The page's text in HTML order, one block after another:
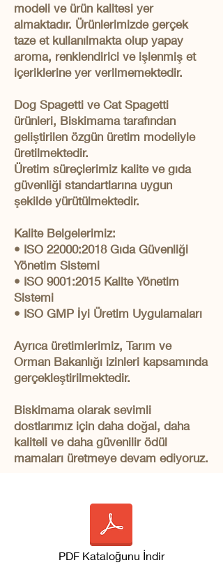
modeli ve ürün kalitesi yer
almaktadır. Ürünlerimizde gerçek
taze et kullanılmakta olup yapay
aroma, renklendirici ve işlenmiş et
içeriklerine yer verilmemektedir.
Dog Spagetti ve Cat Spagetti
ürünleri, Biskimama tarafından
geliştirilen özgün üretim modeliyle
üretilmektedir.
Üretim süreçlerimiz kalite ve gıda
güvenliği standartlarına uygun
şekilde yürütülmektedir.
Kalite Belgelerimiz:
• ISO 22000:2018 Gıda Güvenliği
Yönetim Sistemi
• ISO 9001:2015 Kalite Yönetim
Sistemi
• ISO GMP İyi Üretim Uygulamaları
Ayrıca üretimlerimiz, Tarım ve
Orman Bakanlığı izinleri kapsamında
gerçekleştirilmektedir.
Biskimama olarak sevimli
dostlarımız için daha doğal, daha
kaliteli ve daha güvenilir ödül
mamaları üretmeye devam ediyoruz.
PDF Kataloğunu İndir